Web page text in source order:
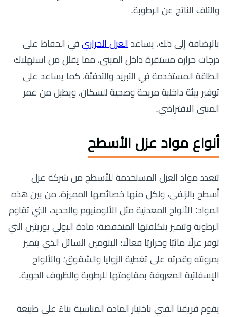
والتلف الناتج عن الرطوبة.
بالإضافة إلى ذلك، يساعد العزل الحراري في الحفاظ على
درجات حرارة مستقرة داخل المبنى، مما يقلل من استهلاك
الطاقة المستخدمة في التبريد والتدفئة، كما يساعد على
توفير بيئة داخلية مريحة وصحية للسكان، ويطيل من عمر
المبنى الافتراضي.
أنواع مواد عزل الأسطح
تتعدد مواد العزل المستخدمة للأسطح من شركة عزل
أسطح بالزلفى، ولكل منها خصائصها المميزة، من بين هذه
المواد: الألواح المعدنية مثل الألومنيوم والحديد، التي تقاوم
الرطوبة وتتميز بتكلفتها المنخفضة؛ مادة البولي يوريثين التي
توفر عزلًا مائيًا وحراريًا فعالًا؛ البتومين السائل الذي يتميز
بمرونته وقدرته على تغطية الزوايا والشقوق؛ والألواح
الإسفلتية المعروفة بمقاومتها للرطوبة والظروف الجوية.
يقوم فريقنا الفني باختيار المادة المناسبة بناءً على طبيعة